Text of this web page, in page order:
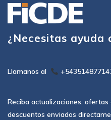
¿Necesitas ayuda
Llamanos al
Reciba actualizaciones,
descuentos enviados